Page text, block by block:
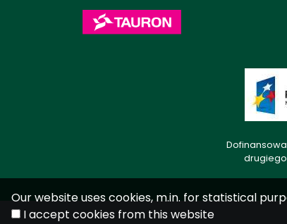
drugiego
Our website uses cookies, m.in. for statistical
I accept cookies from this website